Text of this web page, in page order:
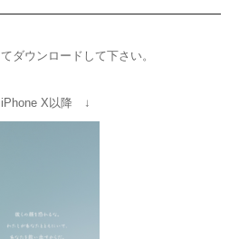
ダウンロードして下さい。
X以降 ↓